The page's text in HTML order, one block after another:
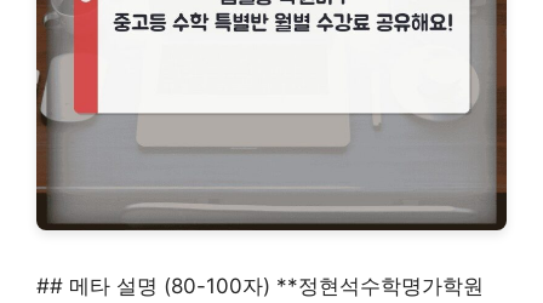
## 메타 설명 (80-100자) **정현석수학명가학원